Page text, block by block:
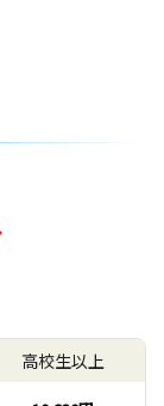
高校生以上